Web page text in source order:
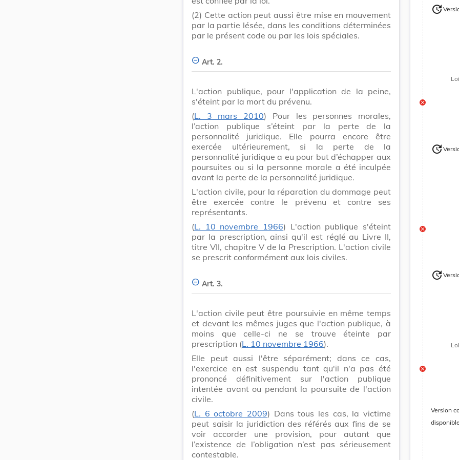
(2) Cette action peut aussi être mise en mouvement
par la partie lésée, dans les conditions déterminées
par le présent code ou par les lois spéciales.
Art. 2.
L'action publique, pour l'application de la peine,
s'éteint par la mort du prévenu.
(L. 3 mars 2010) Pour les personnes morales,
l’action publique s’éteint par la perte de la
personnalité juridique. Elle pourra encore être
exercée ultérieurement, si la perte de la
personnalité juridique a eu pour but d’échapper aux
poursuites ou si la personne morale a été inculpée
avant la perte de la personnalité juridique.
L'action civile, pour la réparation du dommage peut
être exercée contre le prévenu et contre ses
représentants.
(L. 10 novembre 1966) L'action publique s'éteint
par la prescription, ainsi qu'il est réglé au Livre II,
titre VII, chapitre V de la Prescription. L'action civile
se prescrit conformément aux lois civiles.
Art. 3.
L'action civile peut être poursuivie en même temps
et devant les mêmes juges que l'action publique, à
moins que celle-ci ne se trouve éteinte par
prescription (L. 10 novembre 1966).
Elle peut aussi l'être séparément; dans ce cas,
l'exercice en est suspendu tant qu'il n'a pas été
prononcé définitivement sur l'action publique
intentée avant ou pendant la poursuite de l'action
civile.
(L. 6 octobre 2009) Dans tous les cas, la victime
peut saisir la juridiction des référés aux fins de se
voir accorder une provision, pour autant que
l’existence de l’obligation n’est pas sérieusement
contestable.
update
update
update
Version
disponible